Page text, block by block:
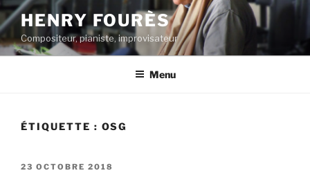
Aller
au
contenu
principal
HENRY FOURÈS
Compositeur, pianiste, improvisateur
Menu
ÉTIQUETTE : OSG
PUBLIÉ
23 OCTOBRE 2018